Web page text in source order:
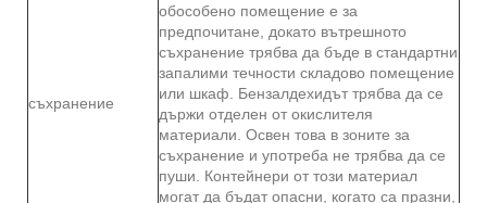
съхранение
обособено помещение е за
предпочитане, докато вътрешното
съхранение трябва да бъде в стандартни
запалими течности складово помещение
или шкаф. Бензалдехидът трябва да се
държи отделен от окислителя
материали. Освен това в зоните за
съхранение и употреба не трябва да се
пуши. Контейнери от този материал
могат да бъдат опасни, когато са празни,